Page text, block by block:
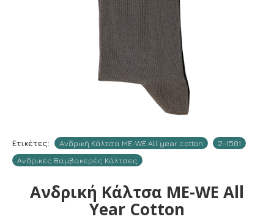
Ετικέτες: Ανδρική Κάλτσα ME-WE All year cotton
2-1501
Ανδρικές Βαμβακερές Κάλτσες
Ανδρική Κάλτσα ME-WE All
Year Cotton